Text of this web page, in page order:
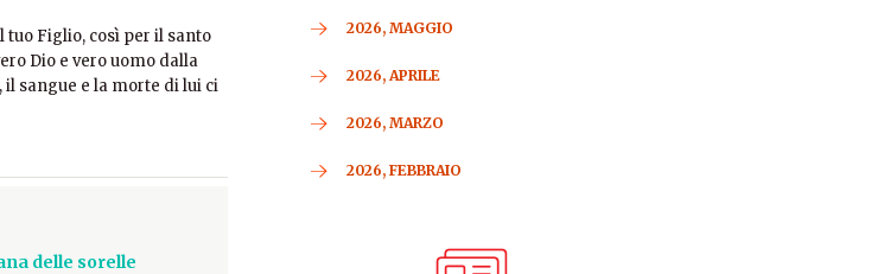
tuo Figlio, così per il santo
Dio e vero uomo dalla
sangue e la morte di lui ci
delle sorelle
2026, MAGGIO
2026, APRILE
2026, MARZO
2026, FEBBRAIO